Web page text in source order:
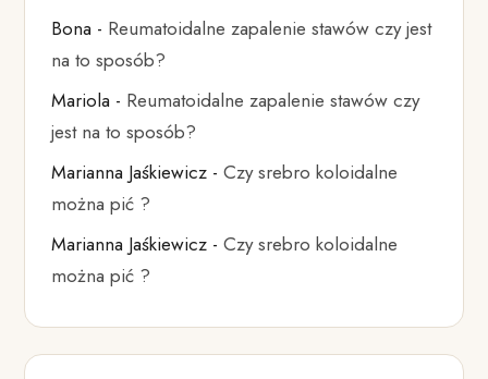
Bona - Reumatoidalne zapalenie stawów czy jest
na to sposób?
Mariola - Reumatoidalne zapalenie stawów czy
jest na to sposób?
Marianna Jaśkiewicz -Czy srebro koloidalne
można pić ?
Marianna Jaśkiewicz -Czy srebro koloidalne
można pić ?